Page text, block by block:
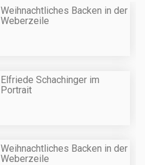
Weihnachtliches Backen in der
Weberzeile
Elfriede Schachinger im
Portrait
Weihnachtliches Backen in der
Weberzeile